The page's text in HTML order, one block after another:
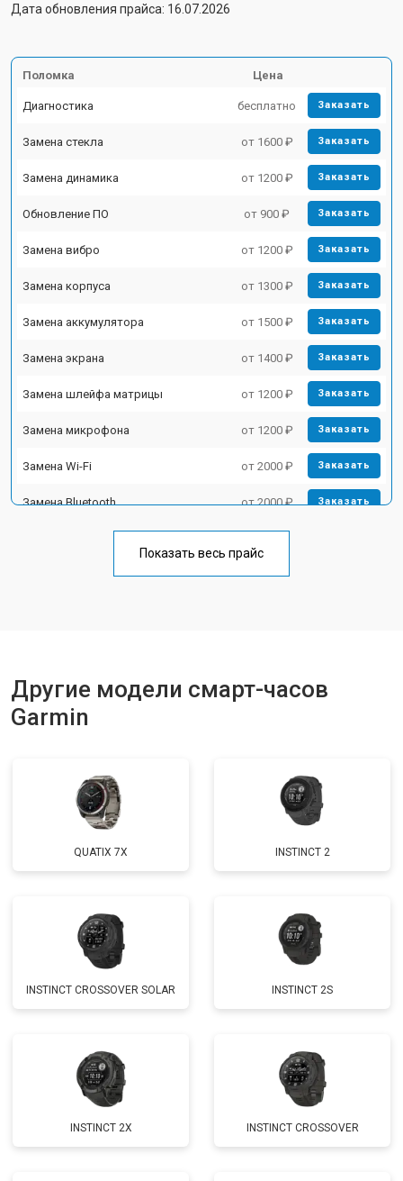
Дата обновления прайса: 16.07.2026
Поломка Цена
Диагностика бесплатно Заказать
Замена стекла от 1600 ₽ Заказать
Замена динамика от 1200 ₽ Заказать
Обновление ПО от 900 ₽ Заказать
Замена вибро от 1200 ₽ Заказать
Замена корпуса от 1300 ₽ Заказать
Замена аккумулятора от 1500 ₽ Заказать
Замена экрана от 1400 ₽ Заказать
Замена шлейфа матрицы от 1200 ₽ Заказать
Замена микрофона от 1200 ₽ Заказать
Замена Wi-Fi от 2000 ₽ Заказать
Замена Bluetooth от 2000 ₽ Заказать
Показать весь прайс
Другие модели смарт-часов
Garmin
QUATIX 7X INSTINCT 2
INSTINCT CROSSOVER SOLAR INSTINCT 2S
INSTINCT 2X INSTINCT CROSSOVER